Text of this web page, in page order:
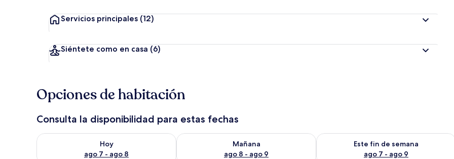
Servicios principales (12)
Siéntete como en casa (6)
Opciones de habitación
Consulta la disponibilidad para estas fechas
Hoy
ago 7 - ago 8
Consulta la disponibilidad para hoy ago 7 - ago 8
Mañana
ago 8 - ago 9
Consulta la disponibilidad para mañana ago 8 - ago 9
Este fin de semana
ago 7 - ago 9
Consulta la disponibilidad para este